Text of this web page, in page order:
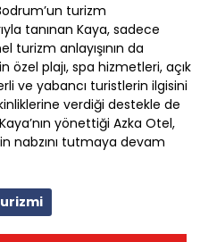
turizm
tanınan Kaya, sadece
turizm anlayışının da
özel plajı, spa hizmetleri, açık
ve yabancı turistlerin ilgisini
verdiği destekle de
yönettiği Azka Otel,
nabzını tutmaya devam